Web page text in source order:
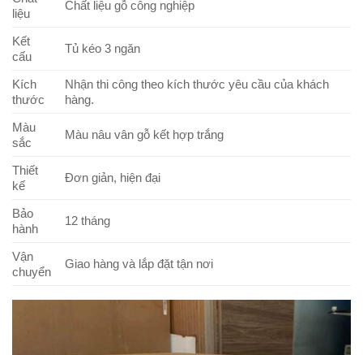
liệu
Chất liệu gỗ công nghiệp
Kết
cấu
Tủ kéo 3 ngăn
Kích
thước
Nhận thi công theo kích thước yêu cầu của khách
hàng.
Màu
sắc
Màu nâu vân gỗ kết hợp trắng
Thiết
kế
Đơn giản, hiện đại
Bảo
hành
12 tháng
Vận
chuyển
Giao hàng và lắp đặt tận nơi